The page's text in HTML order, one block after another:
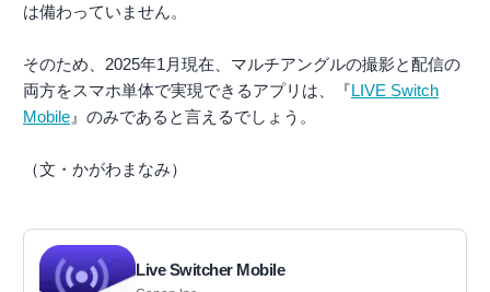
は備わっていません。
そのため、2025年1月現在、マルチアングルの撮影と配信の
両方をスマホ単体で実現できるアプリは、『LIVE Switch
Mobile 』のみであると言えるでしょう。
（文・かがわまなみ）
Live Switcher Mobile